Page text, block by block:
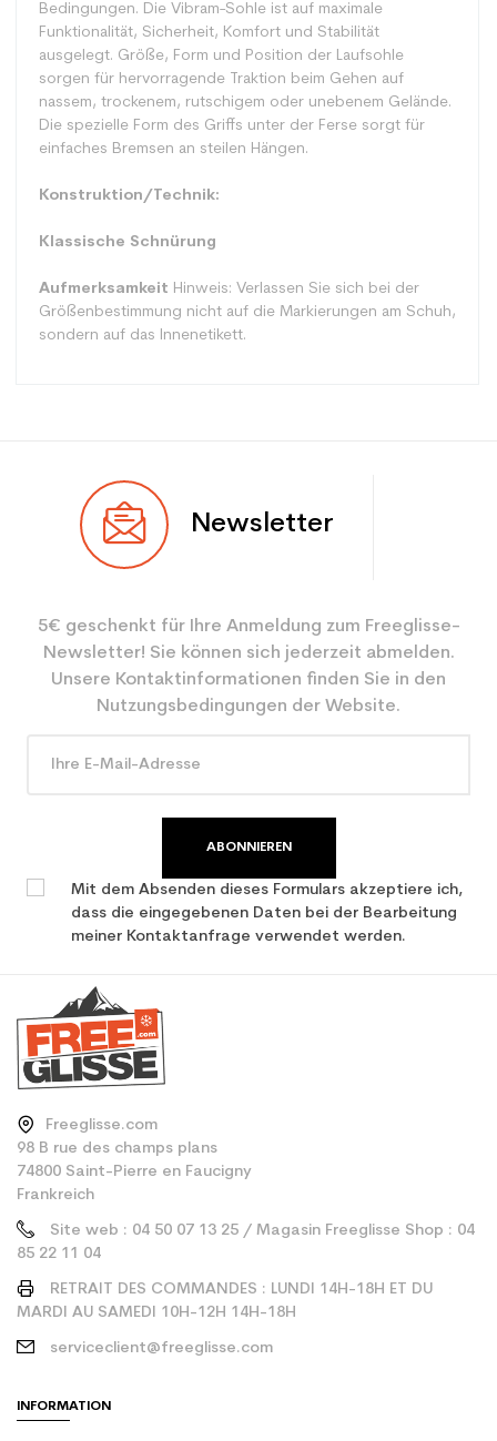
Bedingungen. Die Vibram-Sohle ist auf maximale
Funktionalität, Sicherheit, Komfort und Stabilität
ausgelegt. Größe, Form und Position der Laufsohle
sorgen für hervorragende Traktion beim Gehen auf
nassem, trockenem, rutschigem oder unebenem Gelände.
Die spezielle Form des Griffs unter der Ferse sorgt für
einfaches Bremsen an steilen Hängen.
Konstruktion/Technik:
Klassische Schnürung
Aufmerksamkeit Hinweis: Verlassen Sie sich bei der
Größenbestimmung nicht auf die Markierungen am Schuh,
sondern auf das Innenetikett.
Benutzer Frau
Farbe Braun
CO2-Einsparungen für
den Planeten (in kg)
0.675
Newsletter
5€ geschenkt für Ihre Anmeldung zum Freeglisse-
Newsletter! Sie können sich jederzeit abmelden.
Unsere Kontaktinformationen finden Sie in den
Nutzungsbedingungen der Website.
ABONNIEREN
Mit dem Absenden dieses Formulars akzeptiere ich,
dass die eingegebenen Daten bei der Bearbeitung
meiner Kontaktanfrage verwendet werden.
Freeglisse.com
98 B rue des champs plans
74800 Saint-Pierre en Faucigny
Frankreich
Site web : 04 50 07 13 25 / Magasin Freeglisse Shop : 04
85 22 11 04
RETRAIT DES COMMANDES : LUNDI 14H-18H ET DU
MARDI AU SAMEDI 10H-12H 14H-18H
serviceclient@freeglisse.com
INFORMATION